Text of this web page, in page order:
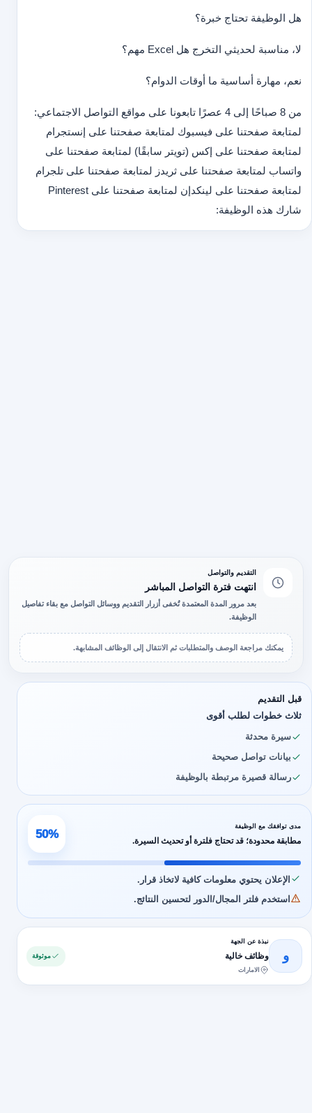
هل الوظيفة تحتاج خبرة؟
لا، مناسبة لحديثي التخرج هل Excel مهم؟
نعم، مهارة أساسية ما أوقات الدوام؟
من 8 صباحًا إلى 4 عصرًا تابعونا على مواقع التواصل الاجتماعي:
لمتابعة صفحتنا على فيسبوك لمتابعة صفحتنا على إنستجرام
لمتابعة صفحتنا على إكس (تويتر سابقًا) لمتابعة صفحتنا على
واتساب لمتابعة صفحتنا على ثريدز لمتابعة صفحتنا على تلجرام
لمتابعة صفحتنا على لينكدإن لمتابعة صفحتنا على Pinterest
شارك هذه الوظيفة:
التقديم والتواصل
انتهت فترة التواصل المباشر
بعد مرور المدة المعتمدة تُخفى أزرار التقديم ووسائل التواصل مع بقاء تفاصيل
الوظيفة.
يمكنك مراجعة الوصف والمتطلبات ثم الانتقال إلى الوظائف المشابهة.
قبل التقديم
ثلاث خطوات لطلب أقوى
سيرة محدثة
بيانات تواصل صحيحة
رسالة قصيرة مرتبطة بالوظيفة
مدى توافقك مع الوظيفة
مطابقة محدودة؛ قد تحتاج فلترة أو تحديث السيرة. 50%
الإعلان يحتوي معلومات كافية لاتخاذ قرار.
استخدم فلتر المجال/الدور لتحسين النتائج.
و
نبذة عن الجهة
وظائف خالية
الامارات
موثوقة